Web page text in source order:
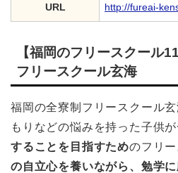
URL http://fureai-
【福岡のフリースクール11
フリースクール玄海
福岡の全寮制フリースクール
もりなどの悩みを持った子供
することを目指すためのフリー
の自立心を養いながら、勉学